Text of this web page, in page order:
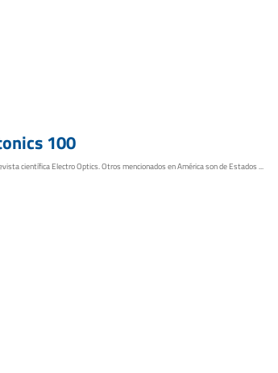
100
científica Electro Optics. Otros mencionados en América son de Estados ...